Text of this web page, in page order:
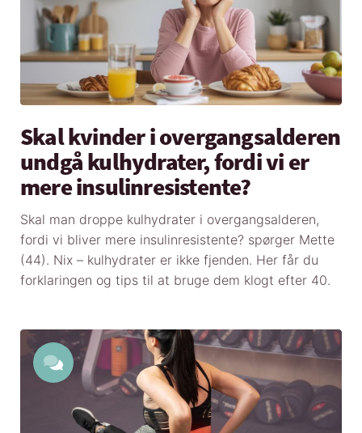
Skal kvinder i overgangsalderen
undgå kulhydrater, fordi vi er
mere insulinresistente?
Skal man droppe kulhydrater i overgangsalderen,
fordi vi bliver mere insulinresistente? spørger Mette
(44). Nix – kulhydrater er ikke fjenden. Her får du
forklaringen og tips til at bruge dem klogt efter 40.